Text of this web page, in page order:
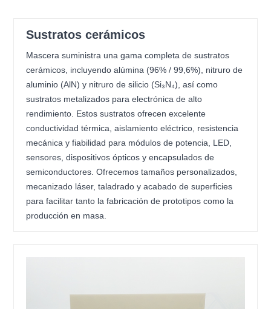
Sustratos cerámicos
Mascera suministra una gama completa de sustratos
cerámicos, incluyendo alúmina (96% / 99,6%), nitruro de
aluminio (AlN) y nitruro de silicio (Si₃N₄), así como
sustratos metalizados para electrónica de alto
rendimiento. Estos sustratos ofrecen excelente
conductividad térmica, aislamiento eléctrico, resistencia
mecánica y fiabilidad para módulos de potencia, LED,
sensores, dispositivos ópticos y encapsulados de
semiconductores. Ofrecemos tamaños personalizados,
mecanizado láser, taladrado y acabado de superficies
para facilitar tanto la fabricación de prototipos como la
producción en masa.